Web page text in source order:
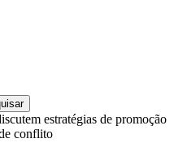
estratégias de promoção
conflito